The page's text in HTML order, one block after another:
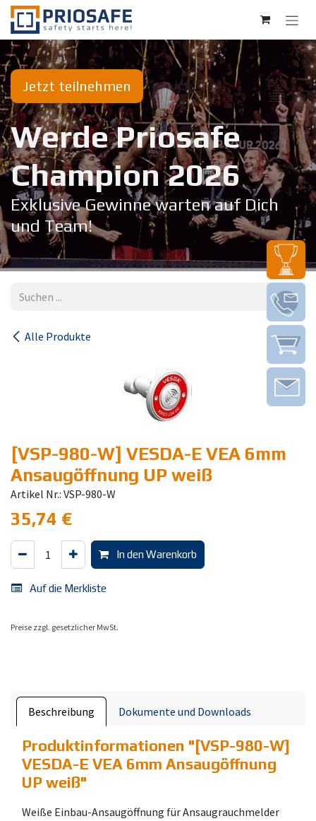
Zum Inhalt springen
Jetzt teilnehmen
Werde Priosafe
Champion 20​26
Exklusive Gewinne warten auf Dich
und Team!
Alle Produkte
[VSP-980-W] VESDA-E VEA 6mm
Ansaugöffnung UP weiß
Artikel Nr.: VSP-980-W
35,74 €
In den Warenkorb
Auf die Merkliste
Preise zzgl. gesetzlicher MwSt.
Beschreibung Dokumente und Downloads
Produktinformationen "[VSP-980-W]
VESDA-E VEA 6mm Ansaugöffnung
UP weiß"
Weiße Einbau-Ansaugöffnung für Ansaugrauchmelder